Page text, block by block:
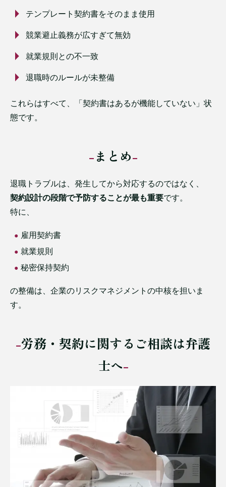
テンプレート契約書をそのまま使用
競業避止義務が広すぎて無効
就業規則との不一致
退職時のルールが未整備
これらはすべて、「契約書はあるが機能していない」状
態です。
まとめ
退職トラブルは、発生してから対応するのではなく、
契約設計の段階で予防することが最も重要です。
特に、
雇用契約書
就業規則
秘密保持契約
の整備は、企業のリスクマネジメントの中核を担いま
す。
労務・契約に関するご相談は弁護
士へ